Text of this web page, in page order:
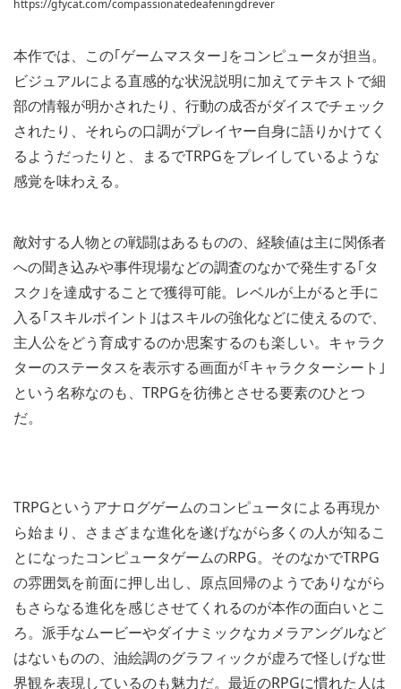
https://gfycat.com/compassionatedeafeningdrever
本作では、この｢ゲームマスター｣をコンピュータが担当。
ビジュアルによる直感的な状況説明に加えてテキストで細
部の情報が明かされたり、行動の成否がダイスでチェック
されたり、それらの口調がプレイヤー自身に語りかけてく
るようだったりと、まるでTRPGをプレイしているような
感覚を味わえる。
敵対する人物との戦闘はあるものの、経験値は主に関係者
への聞き込みや事件現場などの調査のなかで発生する｢タ
スク｣を達成することで獲得可能。レベルが上がると手に
入る｢スキルポイント｣はスキルの強化などに使えるので、
主人公をどう育成するのか思案するのも楽しい。キャラク
ターのステータスを表示する画面が｢キャラクターシート｣
という名称なのも、TRPGを彷彿とさせる要素のひとつ
だ。
TRPGというアナログゲームのコンピュータによる再現か
ら始まり、さまざまな進化を遂げながら多くの人が知るこ
とになったコンピュータゲームのRPG。そのなかでTRPG
の雰囲気を前面に押し出し、原点回帰のようでありながら
もさらなる進化を感じさせてくれるのが本作の面白いとこ
ろ。派手なムービーやダイナミックなカメラアングルなど
はないものの、油絵調のグラフィックが虚ろで怪しげな世
界観を表現しているのも魅力だ。最近のRPGに慣れた人は